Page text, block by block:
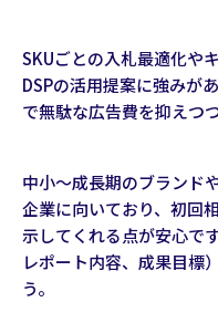
SKUごとの入札最適化や
DSPの活用提案に強みが
で無駄な広告費を抑えつ
中小〜成長期のブランド
企業に向いており、初回
示してくれる点が安心で
レポート内容、成果目標
う。